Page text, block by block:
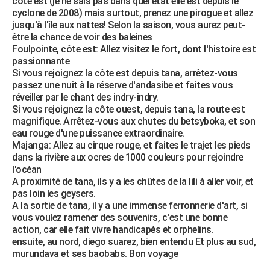
cyclone de 2008) mais surtout, prenez une pirogue et allez
jusqu'à l'île aux nattes! Selon la saison, vous aurez peut-
être la chance de voir des baleines
Foulpointe, côte est: Allez visitez le fort, dont l'histoire est
passionnante
Si vous rejoignez la côte est depuis tana, arrêtez-vous
passez une nuit à la réserve d'andasibe et faites vous
réveiller par le chant des indry-indry.
Si vous rejoignez la côte ouest, depuis tana, la route est
magnifique. Arrêtez-vous aux chutes du betsyboka, et son
eau rouge d'une puissance extraordinaire.
Majanga: Allez au cirque rouge, et faites le trajet les pieds
dans la rivière aux ocres de 1000 couleurs pour rejoindre
l'océan
A proximité de tana, ils y a les chûtes de la lili à aller voir, et
pas loin les geysers.
A la sortie de tana, il y a une immense ferronnerie d'art, si
vous voulez ramener des souvenirs, c'est une bonne
action, car elle fait vivre handicapés et orphelins.
ensuite, au nord, diego suarez, bien entendu Et plus au sud,
murundava et ses baobabs. Bon voyage